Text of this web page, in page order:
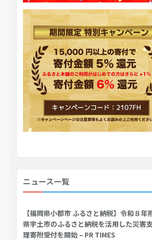
ニュース一覧
【福岡県小郡市 ふるさと納税】令和８年
県宇土市のふるさと納税を活用した災害
理寄附受付を開始 – PR TIMES